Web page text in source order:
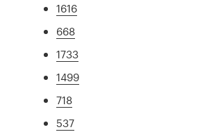
1616
668
1733
1499
718
537